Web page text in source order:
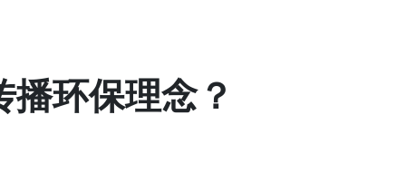
环保理念？